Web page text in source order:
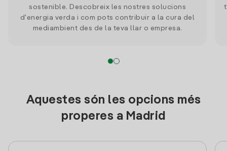
sostenible. Descobreix les nostres solucions
d'energia verda i com pots contribuir a la cura del
mediambient des de la teva llar o empresa.
Aquestes són les opcions més
properes a Madrid